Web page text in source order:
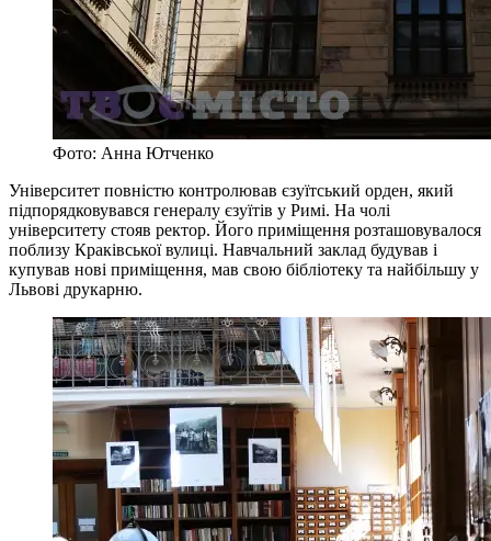
Фото: Анна Ютченко
Університет повністю контролював єзуїтський орден, який
підпорядковувався генералу єзуїтів у Римі. На чолі
університету стояв ректор. Його приміщення розташовувалося
поблизу Краківської вулиці. Навчальний заклад будував і
купував нові приміщення, мав свою бібліотеку та найбільшу у
Львові друкарню.